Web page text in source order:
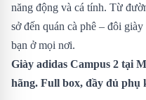
năng động và cá tính. Từ
sở đến quán cà phê – đôi
bạn ở mọi nơi.
Giày adidas Campus 2 tại
hãng. Full box, đầy đủ phụ